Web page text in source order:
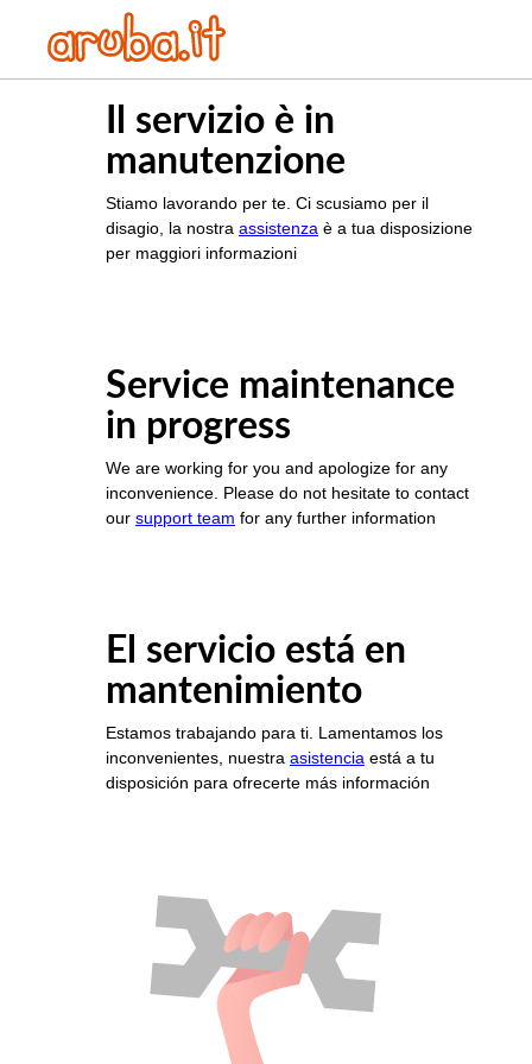
Il servizio è in
manutenzione
Stiamo lavorando per te. Ci scusiamo per il
disagio, la nostra assistenza è a tua disposizione
per maggiori informazioni
Service maintenance
in progress
We are working for you and apologize for any
inconvenience. Please do not hesitate to contact
our support team for any further information
El servicio está en
mantenimiento
Estamos trabajando para ti. Lamentamos los
inconvenientes, nuestra asistencia está a tu
disposición para ofrecerte más información